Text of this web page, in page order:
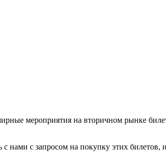
мероприятия на вторичном рынке
нами с запросом на покупку этих